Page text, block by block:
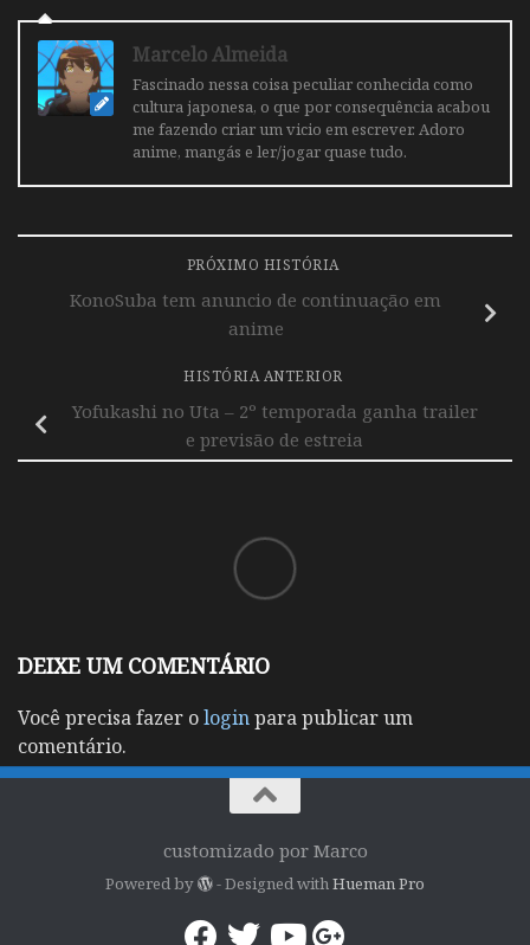
Marcelo Almeida
Fascinado nessa coisa peculiar conhecida como
cultura japonesa, o que por consequência acabou
me fazendo criar um vicio em escrever. Adoro
anime, mangás e ler/jogar quase tudo.
PRÓXIMO HISTÓRIA
KonoSuba tem anuncio de continuação em
anime
HISTÓRIA ANTERIOR
Yofukashi no Uta – 2º temporada ganha trailer
e previsão de estreia
DEIXE UM COMENTÁRIO
Você precisa fazer ologinpara publicar um
comentário.
customizado por Marco
Powered by - Designed withHueman Pro